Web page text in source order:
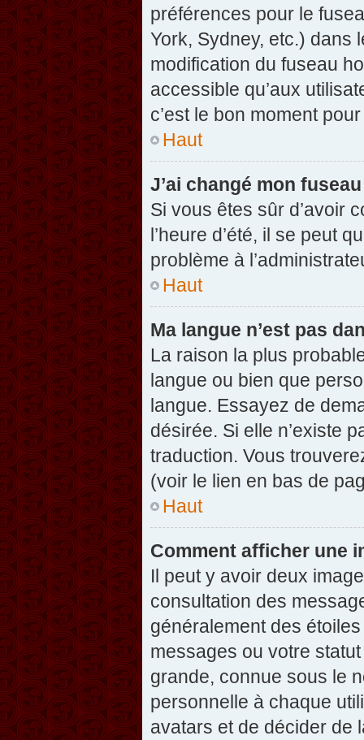
préférences pour le
York, Sydney, etc.) dans
modification du fuseau
accessible qu’aux
c’est le bon moment
Haut
J’ai changé mon
Si vous êtes sûr d’avoir
l’heure d’été, il se peut
problème à
Haut
Ma langue n’est pas
La raison la plus
langue ou bien que
langue. Essayez de
désirée. Si elle n’existe
traduction. Vous
(voir le lien en bas de
Haut
Comment afficher une
Il peut y avoir deux
consultation des
généralement des
messages ou votre
grande, connue sous le
personnelle à chaque
avatars et de décider de